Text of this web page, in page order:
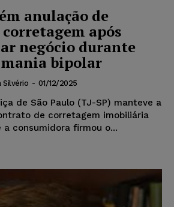
anulação de
após
negócio durante
bipolar
Silvério - 01/12/2025
de São Paulo (TJ-SP) manteve a
de corretagem imobiliária
a consumidora firmou o...